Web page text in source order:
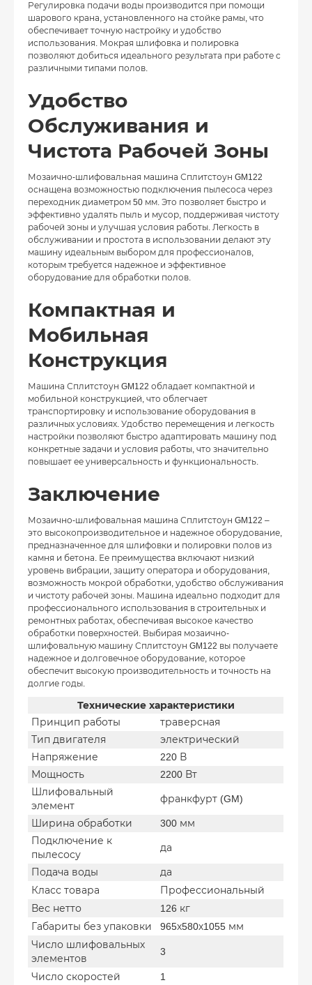
Регулировка подачи воды производится при помощи
шарового крана, установленного на стойке рамы, что
обеспечивает точную настройку и удобство
использования. Мокрая шлифовка и полировка
позволяют добиться идеального результата при работе с
различными типами полов.
Удобство
Обслуживания и
Чистота Рабочей Зоны
Мозаично-шлифовальная машина Сплитстоун GM122
оснащена возможностью подключения пылесоса через
переходник диаметром 50 мм. Это позволяет быстро и
эффективно удалять пыль и мусор, поддерживая чистоту
рабочей зоны и улучшая условия работы. Легкость в
обслуживании и простота в использовании делают эту
машину идеальным выбором для профессионалов,
которым требуется надежное и эффективное
оборудование для обработки полов.
Компактная и
Мобильная
Конструкция
Машина Сплитстоун GM122 обладает компактной и
мобильной конструкцией, что облегчает
транспортировку и использование оборудования в
различных условиях. Удобство перемещения и легкость
настройки позволяют быстро адаптировать машину под
конкретные задачи и условия работы, что значительно
повышает ее универсальность и функциональность.
Заключение
Мозаично-шлифовальная машина Сплитстоун GM122 –
это высокопроизводительное и надежное оборудование,
предназначенное для шлифовки и полировки полов из
камня и бетона. Ее преимущества включают низкий
уровень вибрации, защиту оператора и оборудования,
возможность мокрой обработки, удобство обслуживания
и чистоту рабочей зоны. Машина идеально подходит для
профессионального использования в строительных и
ремонтных работах, обеспечивая высокое качество
обработки поверхностей. Выбирая мозаично-
шлифовальную машину Сплитстоун GM122 вы получаете
надежное и долговечное оборудование, которое
обеспечит высокую производительность и точность на
долгие годы.
Технические характеристики
Принцип работы
траверсная
Тип двигателя
электрический
Напряжение
220 В
Мощность
2200 Вт
Шлифовальный
элемент
франкфурт (GM)
Ширина обработки
300 мм
Подключение к
пылесосу
да
Подача воды
да
Класс товара
Профессиональный
Вес нетто
126 кг
Габариты без упаковки
965х580х1055 мм
Число шлифовальных
элементов
3
Число скоростей
1